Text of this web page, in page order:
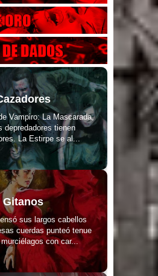
Vampiro: La Mascarada,
depredadores tienen
La Estirpe se al...
Gitanos
sus largos cabellos
cuerdas punteó tenue
con car...